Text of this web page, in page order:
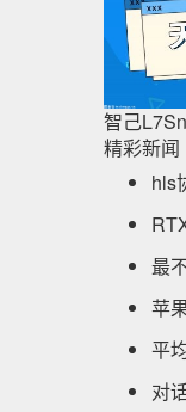
智己
精彩新闻
hls
最
苹
平
对